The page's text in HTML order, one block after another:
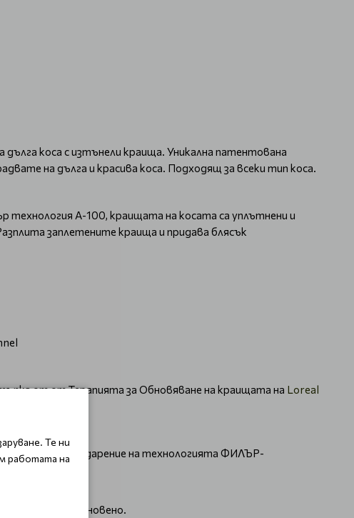
дълга коса с изтънели краища. Уникална патентована
на дълга и красива коса. Подходящ за всеки тип коса.
технология А-100, краищата на косата са уплътнени и
заплетените краища и придава блясък
от от Терапията за Обновяване на краищата на Loreal
предпазен, багодарение на технологията ФИЛЪР-
както обикновено.
Те ни
работата на